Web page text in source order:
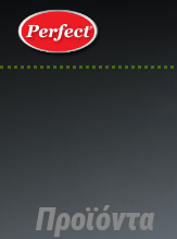
Προϊόντα